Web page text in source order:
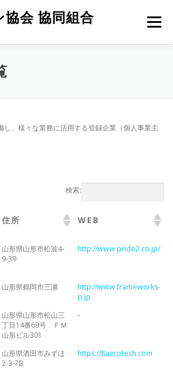
協会 協同組合 メニュー
容
し、様々な業務に活用する登録企業（個人事業主
検索:
住所 WEB
山形県山形市松波4-
9-39
http://www.pride2.co.jp/
山形県鶴岡市三瀬
http://www.frameworks-
p.jp
山形県山形市松山三
丁目14番69号 ＦＭ
山形ビル301
-
山形県酒田市みずほ
2-3-7B
https://8aerotech.com